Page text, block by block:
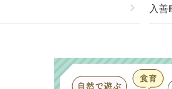
chevron_right 入善